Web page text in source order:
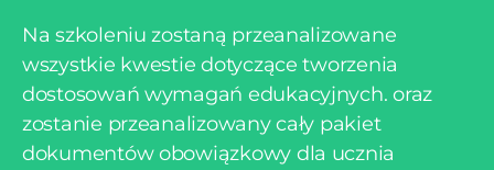
Na szkoleniu zostaną przeanalizowane
wszystkie kwestie dotyczące tworzenia
dostosowań wymagań edukacyjnych. oraz
zostanie przeanalizowany cały pakiet
dokumentów obowiązkowy dla ucznia